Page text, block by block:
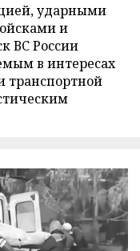
ударными
и
ВС России
в интересах
транспортной